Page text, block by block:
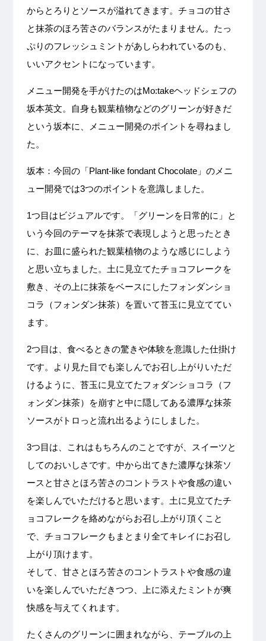
からとろりとソースが溢れてきます。チョコの甘さ
と抹茶のほろ苦さのバランスがたまりません。たっ
ぷりのフレッシュミントがあしらわれているのも、
いいアクセントになっています。
メニュー開発を手がけたのはMo:takeヘッドシェフの
坂本英文。自身も観葉植物などのグリーンが好きだ
という坂本に、メニュー開発のポイントを尋ねまし
た。
坂本：今回の「Plant-like fondant Chocolate」のメニ
ュー開発では3つのポイントを意識しました。
1つ目はビジュアルです。「グリーンを日常的に」と
いう今回のテーマを抹茶で表現しようと思ったとき
に、お皿に盛られた観葉植物のような感じにしよう
と思い立ちました。土に見立てたチョコフレークを
敷き、その上に抹茶をベースにしたフォンダンショ
コラ（フォンダン抹茶）を置いて苔玉に見立ててい
ます。
2つ目は、食べるときの驚きや体験を意識した仕掛け
です。より見た目でも楽しんでお召し上がりいただ
けるように、苔玉に見立てたフォダンショコラ（フ
ォンダン抹茶）を崩すと中に隠してある濃厚な抹茶
ソースがトロっと流れ出るようにしました。
3つ目は、これはもちろんのことですが、スイーツと
してのおいしさです。中から出てきた濃厚な抹茶ソ
ースと甘さとほろ苦さのコントラストや食感の違い
を楽しんでいただけると思います。土に見立てたチ
ョコフレークを絡めながらお召し上がり頂くこと
で、チョコフレークもまとまり全てキレイにお召し
上がり頂けます。
そして、甘さとほろ苦さのコントラストや食感の違
いを楽しんでいただきつつ、上に添えたミントが爽
快感を与えてくれます。
たくさんのグリーンに囲まれながら、テーブルの上